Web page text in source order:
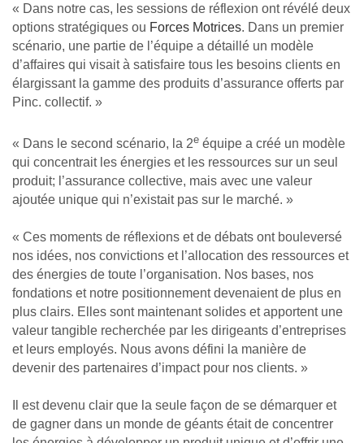
« Dans notre cas, les sessions de réflexion ont révélé deux
options stratégiques ou Forces Motrices. Dans un premier
scénario, une partie de l’équipe a détaillé un modèle
d’affaires qui visait à satisfaire tous les besoins clients en
élargissant la gamme des produits d’assurance offerts par
Pinc. collectif. »
« Dans le second scénario, la 2e équipe a créé un modèle
qui concentrait les énergies et les ressources sur un seul
produit; l’assurance collective, mais avec une valeur
ajoutée unique qui n’existait pas sur le marché. »
« Ces moments de réflexions et de débats ont bouleversé
nos idées, nos convictions et l’allocation des ressources et
des énergies de toute l’organisation. Nos bases, nos
fondations et notre positionnement devenaient de plus en
plus clairs. Elles sont maintenant solides et apportent une
valeur tangible recherchée par les dirigeants d’entreprises
et leurs employés. Nous avons défini la manière de
devenir des partenaires d’impact pour nos clients. »
Il est devenu clair que la seule façon de se démarquer et
de gagner dans un monde de géants était de concentrer